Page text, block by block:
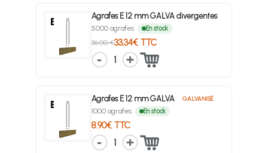
Agrafes E 12 mm GALVA divergentes
5000 agrafes En stock
36.00 €33.34€ TTC
1
Agrafes E 12 mm GALVA GALVANISÉ
1000 agrafes En stock
8.90€ TTC
1